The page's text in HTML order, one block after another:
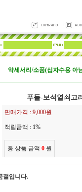
악세서리/소품(십자수용 아
푸들-보석열쇠고
판매가격 : 9,000원
적립금액 : 1%
총 상품 금액 0 원
절입니다.